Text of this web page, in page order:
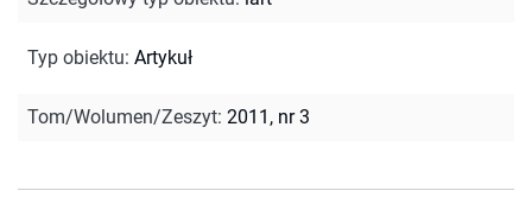
Typ obiektu: Artykuł
Tom/Wolumen/Zeszyt: 2011, nr 3